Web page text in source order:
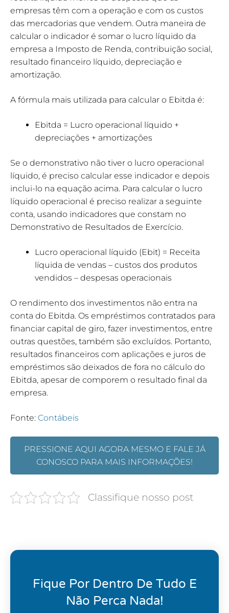
empresas têm com a operação e com os custos
das mercadorias que vendem. Outra maneira de
calcular o indicador é somar o lucro líquido da
empresa a Imposto de Renda, contribuição social,
resultado financeiro líquido, depreciação e
amortização.
A fórmula mais utilizada para calcular o Ebitda é:
Ebitda = Lucro operacional líquido +
depreciações + amortizações
Se o demonstrativo não tiver o lucro operacional
líquido, é preciso calcular esse indicador e depois
inclui-lo na equação acima. Para calcular o lucro
líquido operacional é preciso realizar a seguinte
conta, usando indicadores que constam no
Demonstrativo de Resultados de Exercício.
Lucro operacional líquido (Ebit) = Receita
líquida de vendas – custos dos produtos
vendidos – despesas operacionais
O rendimento dos investimentos não entra na
conta do Ebitda. Os empréstimos contratados para
financiar capital de giro, fazer investimentos, entre
outras questões, também são excluídos. Portanto,
resultados financeiros com aplicações e juros de
empréstimos são deixados de fora no cálculo do
Ebitda, apesar de comporem o resultado final da
empresa.
Fonte: Contábeis
PRESSIONE AQUI AGORA MESMO E FALE JÁ
CONOSCO PARA MAIS INFORMAÇÕES!
Classifique nosso post
Fique Por Dentro De Tudo E
Não Perca Nada!